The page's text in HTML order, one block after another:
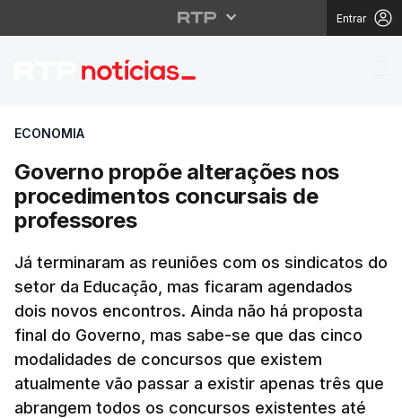
Entrar
Governo propõe
ECONOMIA
Governo propõe alterações nos
procedimentos concursais de
professores
Já terminaram as reuniões com os sindicatos do
setor da Educação, mas ficaram agendados
dois novos encontros. Ainda não há proposta
final do Governo, mas sabe-se que das cinco
modalidades de concursos que existem
atualmente vão passar a existir apenas três que
abrangem todos os concursos existentes até